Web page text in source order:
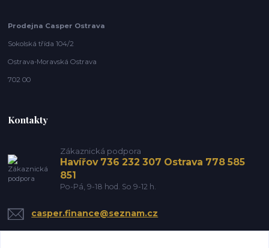
Prodejna Casper Ostrava
Sokolská třída 104/2
Ostrava-Moravská Ostrava
702 00
Kontakty
Zákaznická podpora
Havířov 736 232 307 Ostrava 778 585
851
Po-Pá, 9-18 hod. So 9-12 h.
casper.finance@seznam.cz